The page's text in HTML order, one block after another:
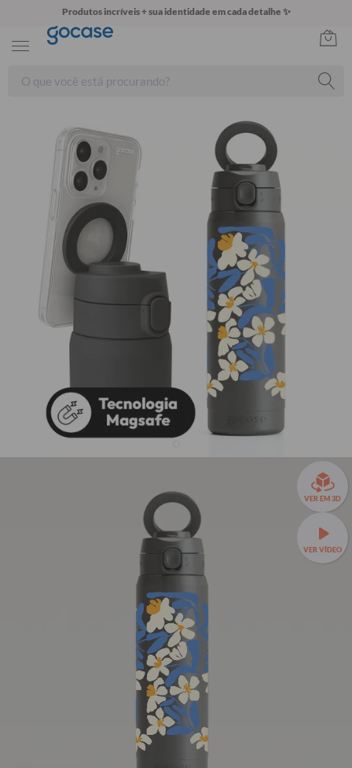
Produtos incríveis + sua identidade em cada detalhe ✨
VER EM 3D
VER VÍDEO
Garrafa Térmica Magsafe + Ebook - Blue Matisse
3x de R$76,63 sem juros
avaliações
Garrafa Térmica Magsafe a partir de R$199,90!
Branca
R$229,90